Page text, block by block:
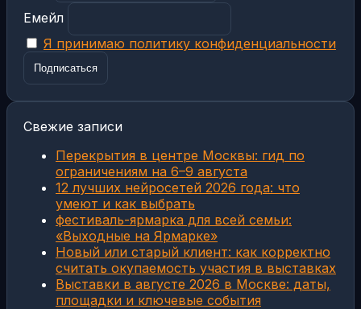
Емейл
Я принимаю политику конфиденциальности
Свежие записи
Перекрытия в центре Москвы: гид по
ограничениям на 6–9 августа
12 лучших нейросетей 2026 года: что
умеют и как выбрать
фестиваль-ярмарка для всей семьи:
«Выходные на Ярмарке»
Новый или старый клиент: как корректно
считать окупаемость участия в выставках
Выставки в августе 2026 в Москве: даты,
площадки и ключевые события